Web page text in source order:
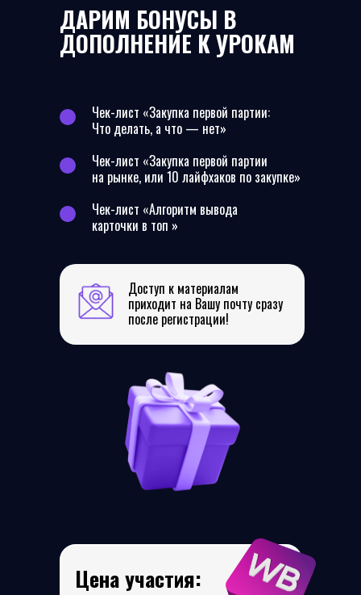
ДАРИМ БОНУСЫ В
ДОПОЛНЕНИЕ К УРОКАМ
Чек-лист «Закупка первой партии:
Что делать, а что — нет»
Чек-лист «Закупка первой партии
на рынке, или 10 лайфхаков по закупке»
Доступ к материалам
приходит на Вашу почту сразу
после регистрации!
Чек-лист «Алгоритм вывода
карточки в топ »
Цена участия: